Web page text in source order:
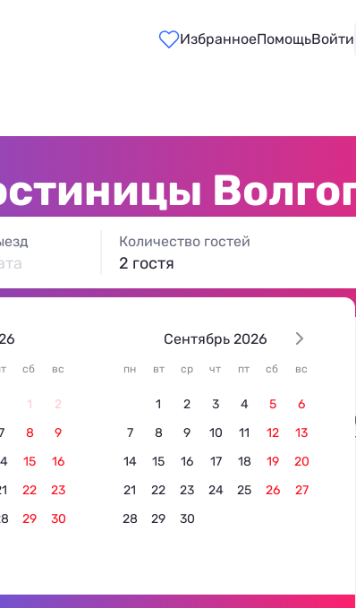
ИзбранноеПомощьВойти
сб вс
1
2
8
9
15
16
22
23
29
30
Сентябрь 2026
пн вт ср чт пт сб вс
1 2 3 4 5
6
7
8 9 10 11 12
13
14
15 16 17 18 19
20
21
22 23 24 25 26
27
28
29 30
Количество гостей
2 гостя
Волгограде
Волгограда - доступные цены 2026, отзывы
Гостиницы и отели в Волгограде,